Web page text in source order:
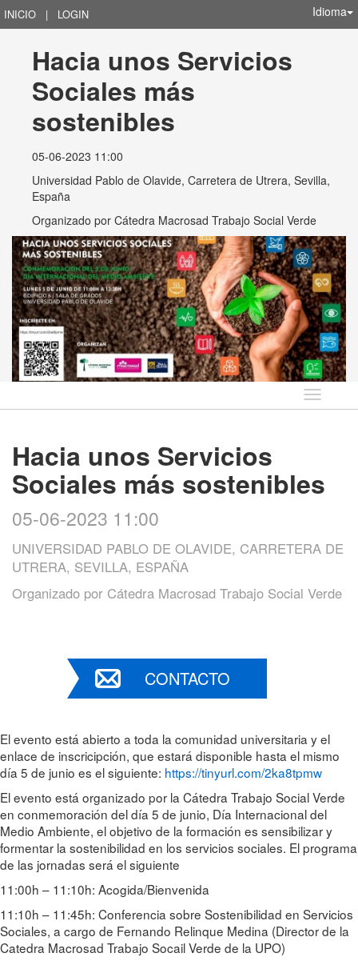
INICIO | LOGIN Idioma
Hacia unos Servicios
Sociales más
sostenibles
05-06-2023 11:00
Universidad Pablo de Olavide, Carretera de Utrera, Sevilla,
España
Organizado por Cátedra Macrosad Trabajo Social Verde
Idioma
Hacia unos Servicios
Sociales más sostenibles
05-06-2023 11:00
UNIVERSIDAD PABLO DE OLAVIDE, CARRETERA DE
UTRERA, SEVILLA, ESPAÑA
Organizado por Cátedra Macrosad Trabajo Social Verde
CONTACTO
El evento está abierto a toda la comunidad universitaria y el
enlace de inscricipción, que estará disponible hasta el mismo
día 5 de junio es el siguiente: https://tinyurl.com/2ka8tpmw
El evento está organizado por la Cátedra Trabajo Social Verde
en conmemoración del día 5 de junio, Día Internacional del
Medio Ambiente, el objetivo de la formación es sensibilizar y
formentar la sostenibilidad en los servicios sociales. El programa
de las jornadas será el siguiente
11:00h – 11:10h: Acogida/Bienvenida
11:10h – 11:45h: Conferencia sobre Sostenibilidad en Servicios
Sociales, a cargo de Fernando Relinque Medina (Director de la
Catedra Macrosad Trabajo Socail Verde de la UPO)